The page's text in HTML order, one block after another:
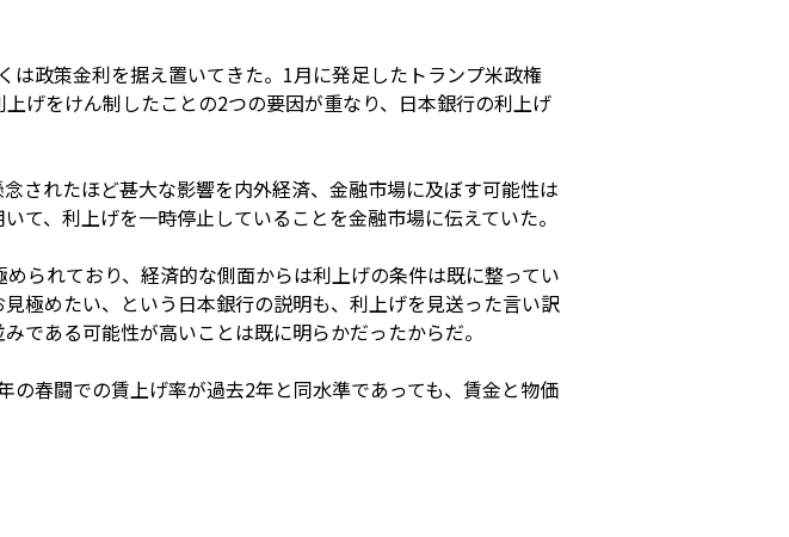
政策金利を据え置いてきた。1月に発足したトランプ米政権
げをけん制したことの2つの要因が重なり、日本銀行の利上げ
されたほど甚大な影響を内外経済、金融市場に及ぼす可能性は
、利上げを一時停止していることを金融市場に伝えていた。
られており、経済的な側面からは利上げの条件は既に整ってい
極めたい、という日本銀行の説明も、利上げを見送った言い訳
である可能性が高いことは既に明らかだったからだ。
春闘での賃上げ率が過去2年と同水準であっても、賃金と物価